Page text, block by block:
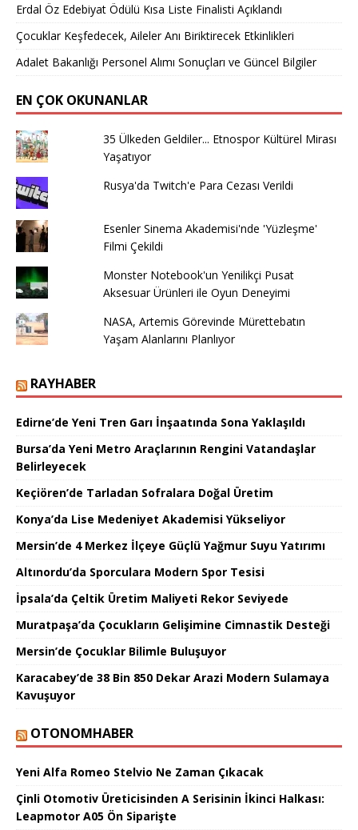
Erdal Öz Edebiyat Ödülü Kısa Liste Finalisti Açıklandı
Çocuklar Keşfedecek, Aileler Anı Biriktirecek Etkinlikleri
Adalet Bakanlığı Personel Alımı Sonuçları ve Güncel Bilgiler
EN ÇOK OKUNANLAR
35 Ülkeden Geldiler... Etnospor Kültürel Mirası
Yaşatıyor
Rusya'da Twitch'e Para Cezası Verildi
Esenler Sinema Akademisi'nde 'Yüzleşme'
Filmi Çekildi
Monster Notebook'un Yenilikçi Pusat
Aksesuar Ürünleri ile Oyun Deneyimi
NASA, Artemis Görevinde Mürettebatın
Yaşam Alanlarını Planlıyor
RAYHABER
Edirne’de Yeni Tren Garı İnşaatında Sona Yaklaşıldı
Bursa’da Yeni Metro Araçlarının Rengini Vatandaşlar
Belirleyecek
Keçiören’de Tarladan Sofralara Doğal Üretim
Konya’da Lise Medeniyet Akademisi Yükseliyor
Mersin’de 4 Merkez İlçeye Güçlü Yağmur Suyu Yatırımı
Altınordu’da Sporculara Modern Spor Tesisi
İpsala’da Çeltik Üretim Maliyeti Rekor Seviyede
Muratpaşa’da Çocukların Gelişimine Cimnastik Desteği
Mersin’de Çocuklar Bilimle Buluşuyor
Karacabey’de 38 Bin 850 Dekar Arazi Modern Sulamaya
Kavuşuyor
OTONOMHABER
Yeni Alfa Romeo Stelvio Ne Zaman Çıkacak
Çinli Otomotiv Üreticisinden A Serisinin İkinci Halkası:
Leapmotor A05 Ön Siparişte